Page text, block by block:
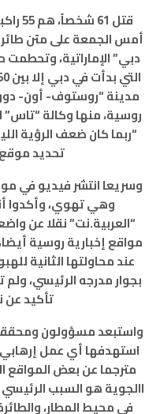
دبي” الإماراتية،
مدينة “روستوف- أون-
روسية، منها وكالة
“ربما كان ضعف الرؤية
تحديد موقع
وسريعا انتشر فيديو في
وهي تهوي، وأكدوا
“العربية.نت” نقلا عن
مواقع إخبارية روسية
عند محاولتها الثانية
بجوار مدرجه الرئيسي، ولم
تأكيد عن
واستبعد مسؤولون
استهدفها أي عمل
مترجما عن بعض المواقع
االجوية هو السبب
في محيط المطار،